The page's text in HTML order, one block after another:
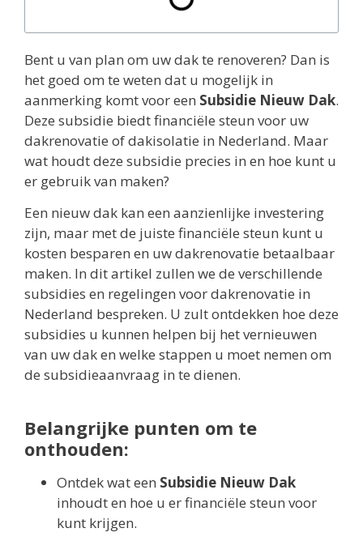
Bent u van plan om uw dak te renoveren? Dan is
het goed om te weten dat u mogelijk in
aanmerking komt voor een Subsidie Nieuw Dak.
Deze subsidie biedt financiële steun voor uw
dakrenovatie of dakisolatie in Nederland. Maar
wat houdt deze subsidie precies in en hoe kunt u
er gebruik van maken?
Een nieuw dak kan een aanzienlijke investering
zijn, maar met de juiste financiële steun kunt u
kosten besparen en uw dakrenovatie betaalbaar
maken. In dit artikel zullen we de verschillende
subsidies en regelingen voor dakrenovatie in
Nederland bespreken. U zult ontdekken hoe deze
subsidies u kunnen helpen bij het vernieuwen
van uw dak en welke stappen u moet nemen om
de subsidieaanvraag in te dienen.
Belangrijke punten om te
onthouden:
Ontdek wat een Subsidie Nieuw Dak
inhoudt en hoe u er financiële steun voor
kunt krijgen.